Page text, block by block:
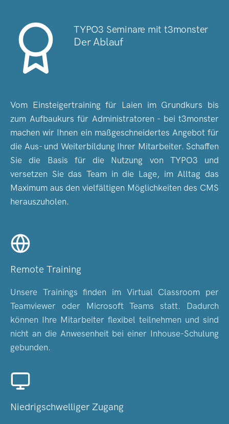
TYPO3 Seminare mit t3monster
Der Ablauf
Vom Einsteigertraining für Laien im Grundkurs bis
zum Aufbaukurs für Administratoren - bei t3monster
machen wir Ihnen ein maßgeschneidertes Angebot für
die Aus- und Weiterbildung Ihrer Mitarbeiter. Schaffen
Sie die Basis für die Nutzung von TYPO3 und
versetzen Sie das Team in die Lage, im Alltag das
Maximum aus den vielfältigen Möglichkeiten des CMS
herauszuholen.
Remote Training
Unsere Trainings finden im Virtual Classroom per
Teamviewer oder Microsoft Teams statt. Dadurch
können Ihre Mitarbeiter flexibel teilnehmen und sind
nicht an die Anwesenheit bei einer Inhouse-Schulung
gebunden.
Niedrigschwelliger Zugang